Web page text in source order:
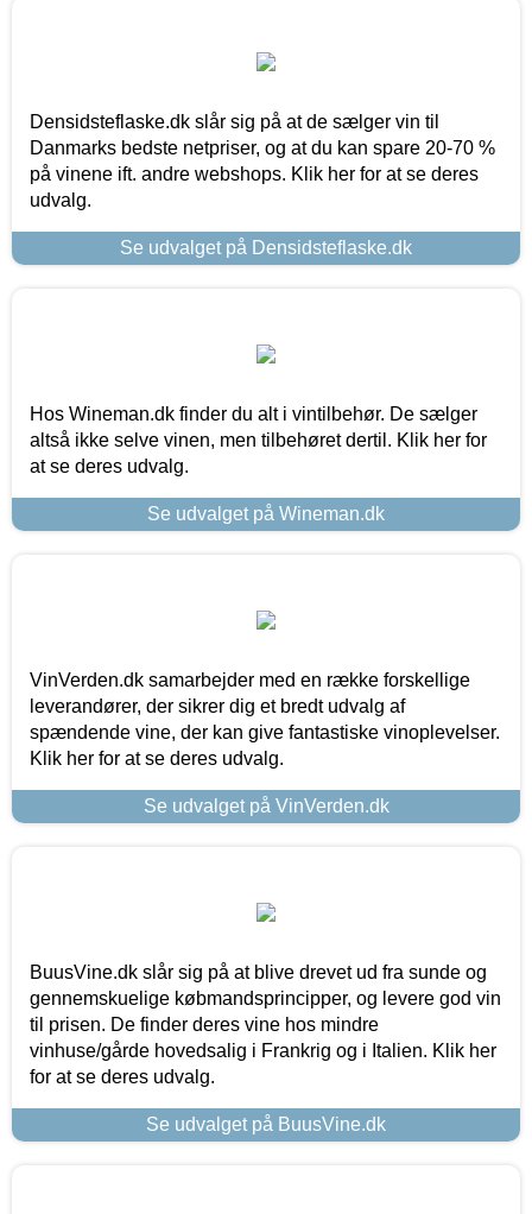
Densidsteflaske.dk slår sig på at de sælger vin til
Danmarks bedste netpriser, og at du kan spare 20-70 %
på vinene ift. andre webshops. Klik her for at se deres
udvalg.
Se udvalget på Densidsteflaske.dk
Hos Wineman.dk finder du alt i vintilbehør. De sælger
altså ikke selve vinen, men tilbehøret dertil. Klik her for
at se deres udvalg.
Se udvalget på Wineman.dk
VinVerden.dk samarbejder med en række forskellige
leverandører, der sikrer dig et bredt udvalg af
spændende vine, der kan give fantastiske vinoplevelser.
Klik her for at se deres udvalg.
Se udvalget på VinVerden.dk
BuusVine.dk slår sig på at blive drevet ud fra sunde og
gennemskuelige købmandsprincipper, og levere god vin
til prisen. De finder deres vine hos mindre
vinhuse/gårde hovedsalig i Frankrig og i Italien. Klik her
for at se deres udvalg.
Se udvalget på BuusVine.dk